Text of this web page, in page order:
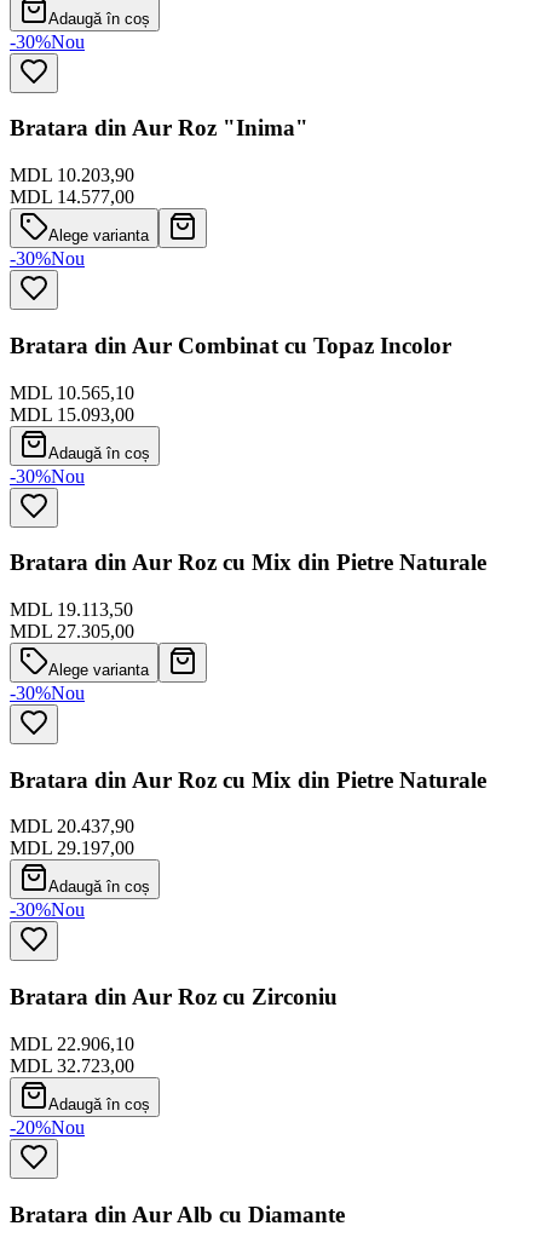
Adaugă în coș
-30%Nou
Bratara din Aur Roz "Inima"
MDL 10.203,90
MDL 14.577,00
Alege varianta
-30%Nou
Bratara din Aur Combinat cu Topaz Incolor
MDL 10.565,10
MDL 15.093,00
Adaugă în coș
-30%Nou
Bratara din Aur Roz cu Mix din Pietre Naturale
MDL 19.113,50
MDL 27.305,00
Alege varianta
-30%Nou
Bratara din Aur Roz cu Mix din Pietre Naturale
MDL 20.437,90
MDL 29.197,00
Adaugă în coș
-30%Nou
Bratara din Aur Roz cu Zirconiu
MDL 22.906,10
MDL 32.723,00
Adaugă în coș
-20%Nou
Bratara din Aur Alb cu Diamante